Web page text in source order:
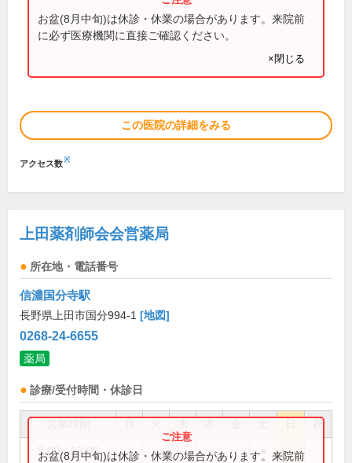
お盆(8月中旬)は休診・休業の場合があります。来院前
に必ず医療機関に直接ご確認ください。
×閉じる
この医院の詳細をみる
アクセス数※
上田薬剤師会会営薬局
所在地・電話番号
信濃国分寺駅
長野県上田市国分994-1 [地図]
0268-24-6655
薬局
診療/受付時間・休診日
祝
9:00～13:00
お盆(8月中旬)は休診・休業の場合があります。来院前